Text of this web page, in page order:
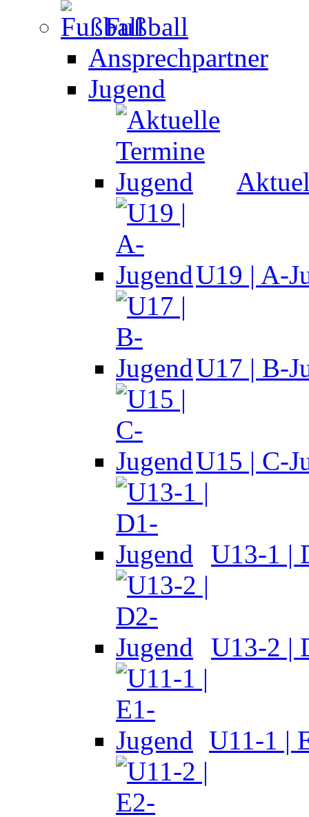
Fußball
Ansprechpartner
Jugend
U19 | A-
U17 | B-
U15 | C-
U13-1 |
U13-2 |
U11-1 |